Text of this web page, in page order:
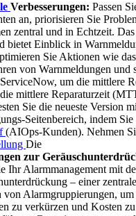
Verbesserungen: Passen
an, priorisieren Sie
zentral und in Echtzeit. Das
bietet Einblick in
Sie Aktionen wie das
von Warnmeldungen und
um die mittlere
mittlere Reparaturzeit
Sie die neueste Version
Seitenbereich, indem Sie
(AIOps-Kunden). Nehmen
Die
zur
Ihr Alarmmanagement mit
– einer
Alarmgruppierungen, um
zu verkürzen und Kosten